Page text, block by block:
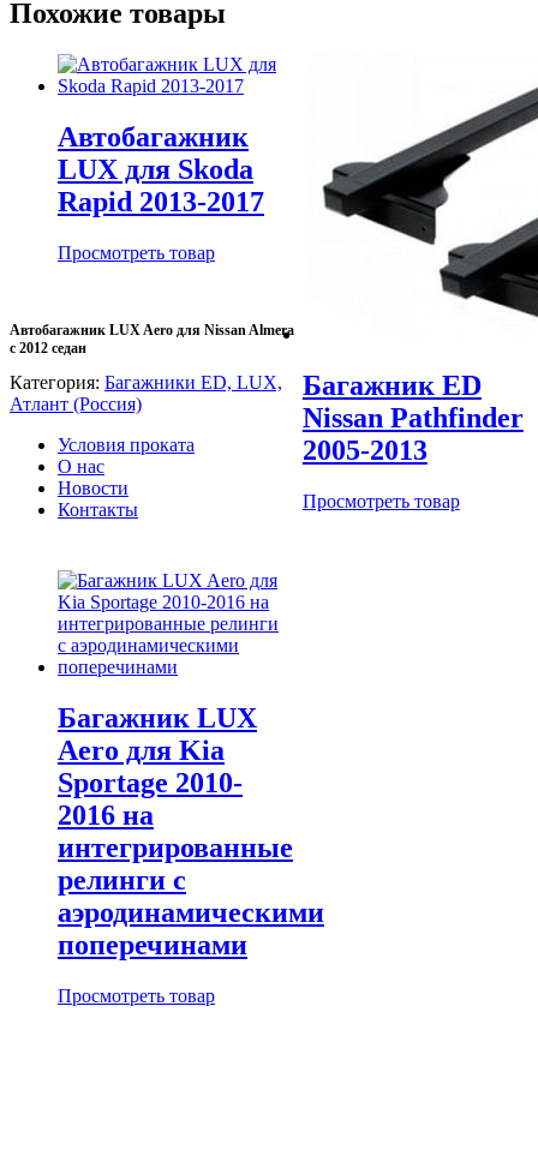
Похожие товары
Автобагажник
LUX для Skoda
Rapid 2013-2017
Просмотреть товар
Багажник ED
Nissan Pathfinder
2005-2013
Просмотреть товар
Багажник LUX
Aero для Kia
Sportage 2010-
2016 на
интегрированные
релинги с
аэродинамическими
поперечинами
Просмотреть товар
Автобагажник LUX Aero для Nissan Almera
с 2012 седан
Категория: Багажники ED, LUX,
Атлант (Россия)
Условия проката
О нас
Новости
Контакты